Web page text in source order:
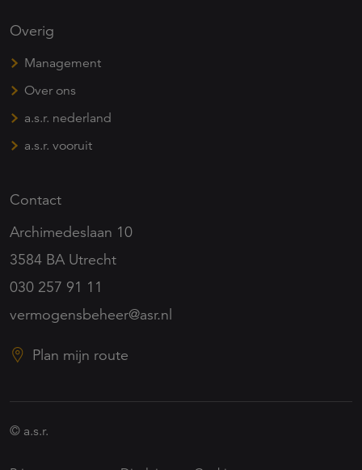
Overig
Management
Over ons
a.s.r. nederland
a.s.r. vooruit
Contact
Archimedeslaan 10
3584 BA Utrecht
030 257 91 11
vermogensbeheer@asr.nl
Plan mijn route
© a.s.r.